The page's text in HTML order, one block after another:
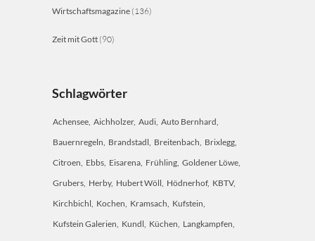
Wirtschaftsmagazine (136)
Zeit mit Gott (90)
Schlagwörter
Achensee Aichholzer Audi Auto Bernhard
Bauernregeln Brandstadl Breitenbach Brixlegg
Citroen Ebbs Eisarena Frühling Goldener Löwe
Grubers Herby Hubert Wöll Hödnerhof KBTV
Kirchbichl Kochen Kramsach Kufstein
Kufstein Galerien Kundl Küchen Langkampfen